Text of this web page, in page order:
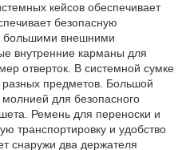
кейсов обеспечивает
безопасную
большими внешними
внутренние карманы для
отверток. В системной сумке
предметов. Большой
для безопасного
Ремень для переноски и
транспортировку и удобство
снаружи два держателя